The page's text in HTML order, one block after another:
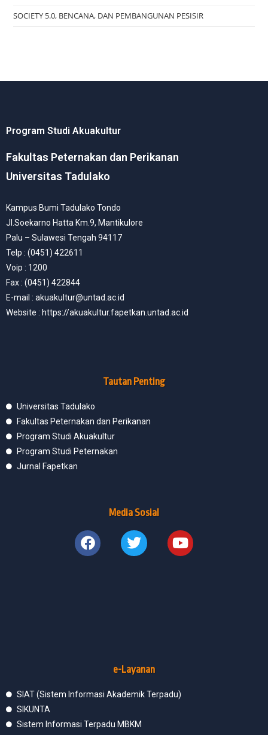
SOCIETY 5.0, BENCANA, DAN PEMBANGUNAN PESISIR
Program Studi Akuakultur
Fakultas Peternakan dan Perikanan
Universitas Tadulako
Kampus Bumi Tadulako Tondo
Jl.Soekarno Hatta Km.9, Mantikulore
Palu – Sulawesi Tengah 94117
Telp : (0451) 422611
Voip : 1200
Fax : (0451) 422844
E-mail : akuakultur@untad.ac.id
Website : https://akuakultur.fapetkan.untad.ac.id
Tautan Penting
Universitas Tadulako
Fakultas Peternakan dan Perikanan
Program Studi Akuakultur
Program Studi Peternakan
Jurnal Fapetkan
Media Sosial
e-Layanan
SIAT (Sistem Informasi Akademik Terpadu)
SIKUNTA
Sistem Informasi Terpadu MBKM